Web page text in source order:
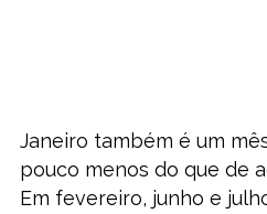
Janeiro também é um
pouco menos do que de
Em fevereiro, junho e